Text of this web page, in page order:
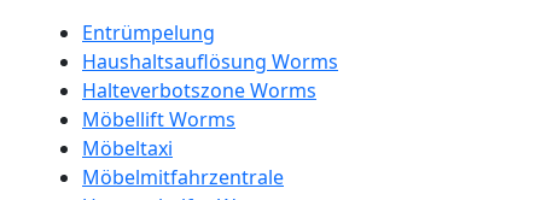
Entrümpelung
Haushaltsauflösung Worms
Halteverbotszone Worms
Möbellift Worms
Möbeltaxi
Möbelmitfahrzentrale